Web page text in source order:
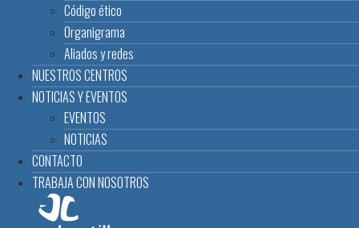
Código ético
Organigrama
Aliados y redes
NUESTROS CENTROS
NOTICIAS Y EVENTOS
EVENTOS
NOTICIAS
CONTACTO
TRABAJA CON NOSOTROS